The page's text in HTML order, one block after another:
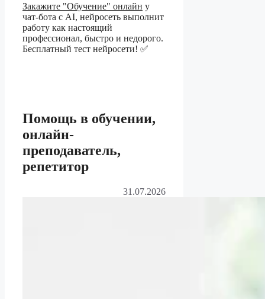
Закажите "Обучение" онлайн у
чат-бота с AI, нейросеть выполнит
работу как настоящий
профессионал, быстро и недорого.
Бесплатный тест нейросети! ✅
Помощь в обучении,
онлайн-
преподаватель,
репетитор
31.07.2026